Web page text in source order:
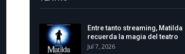
Entre tanto streaming, Matilda
recuerda la magia del teatro
Jul 7, 2026